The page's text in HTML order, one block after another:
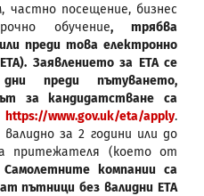
частно посещение, бизнес
обучение, трябва
преди това електронно
Заявлението за ETA се
преди пътуването,
за кандидатстване са
https://www.gov.uk/eta/apply.
за 2 години или до
притежателя (което от
Самолетните компании са
пътници без валидни ETA